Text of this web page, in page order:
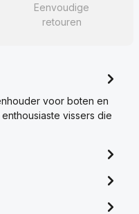
Eenvoudige
retouren
voor boten en
vissers die